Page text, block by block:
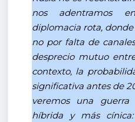
nos adentramos
diplomacia rota,
no por falta de
desprecio mutuo
contexto, la
significativa antes de
veremos una
híbrida y más